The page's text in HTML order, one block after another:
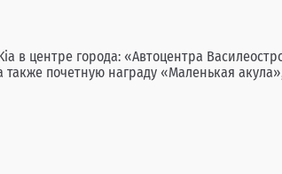
в центре города: «Автоцентра
почетную награду «Маленькая